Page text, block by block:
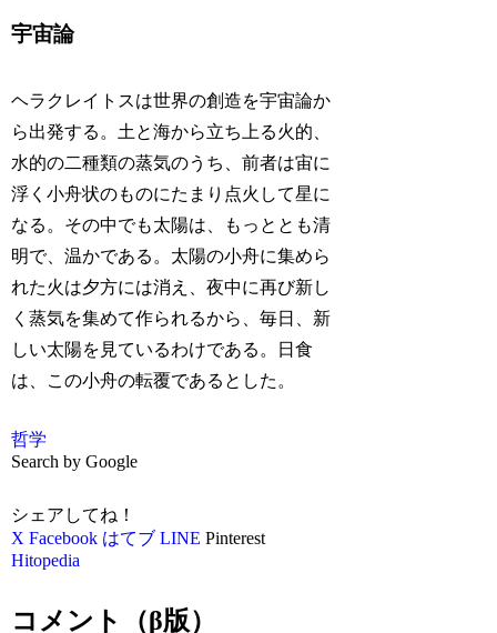
宇宙論
ヘラクレイトスは世界の創造を宇宙論か
ら出発する。土と海から立ち上る火的、
水的の二種類の蒸気のうち、前者は宙に
浮く小舟状のものにたまり点火して星に
なる。その中でも太陽は、もっととも清
明で、温かである。太陽の小舟に集めら
れた火は夕方には消え、夜中に再び新し
く蒸気を集めて作られるから、毎日、新
しい太陽を見ているわけである。日食
は、この小舟の転覆であるとした。
哲学
Search by Google
シェアしてね！
X Facebook はてブ LINE Pinterest
Hitopedia
コメント（β版）